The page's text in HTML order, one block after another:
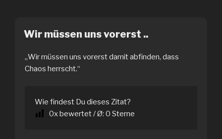
Wir müssen uns vorerst ..
„Wir müssen uns vorerst damit abfinden, dass
Chaos herrscht.“
Wie findest Du dieses Zitat?
0x bewertet / Ø: 0 Sterne